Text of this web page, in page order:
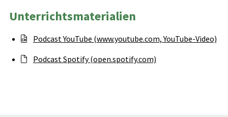
Unterrichtsmaterialien
Podcast YouTube (www.youtube.com, YouTube-Video)
Podcast Spotify (open.spotify.com)